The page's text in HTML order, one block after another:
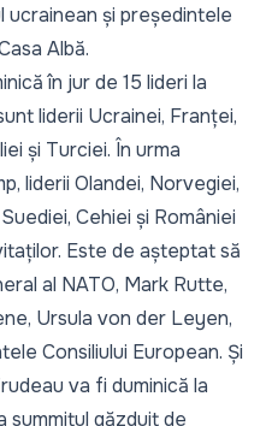
ucrainean și președintele
Albă.
în jur de 15 lideri la
liderii Ucrainei, Franței,
și Turciei. În urma
liderii Olandei, Norvegiei,
Cehiei și României
Este de așteptat să
al NATO, Mark Rutte,
Ursula von der Leyen,
Consiliului European. Și
va fi duminică la
summitul găzduit de